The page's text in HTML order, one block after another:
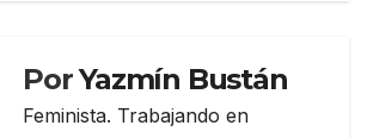
PorYazmín Bustán
Feminista. Trabajando en